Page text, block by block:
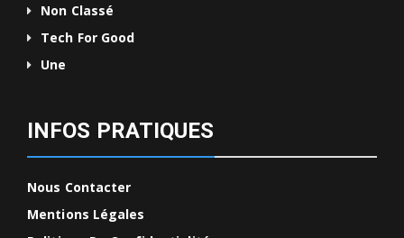
Non Classé
Tech For Good
Une
INFOS PRATIQUES
Nous Contacter
Mentions Légales